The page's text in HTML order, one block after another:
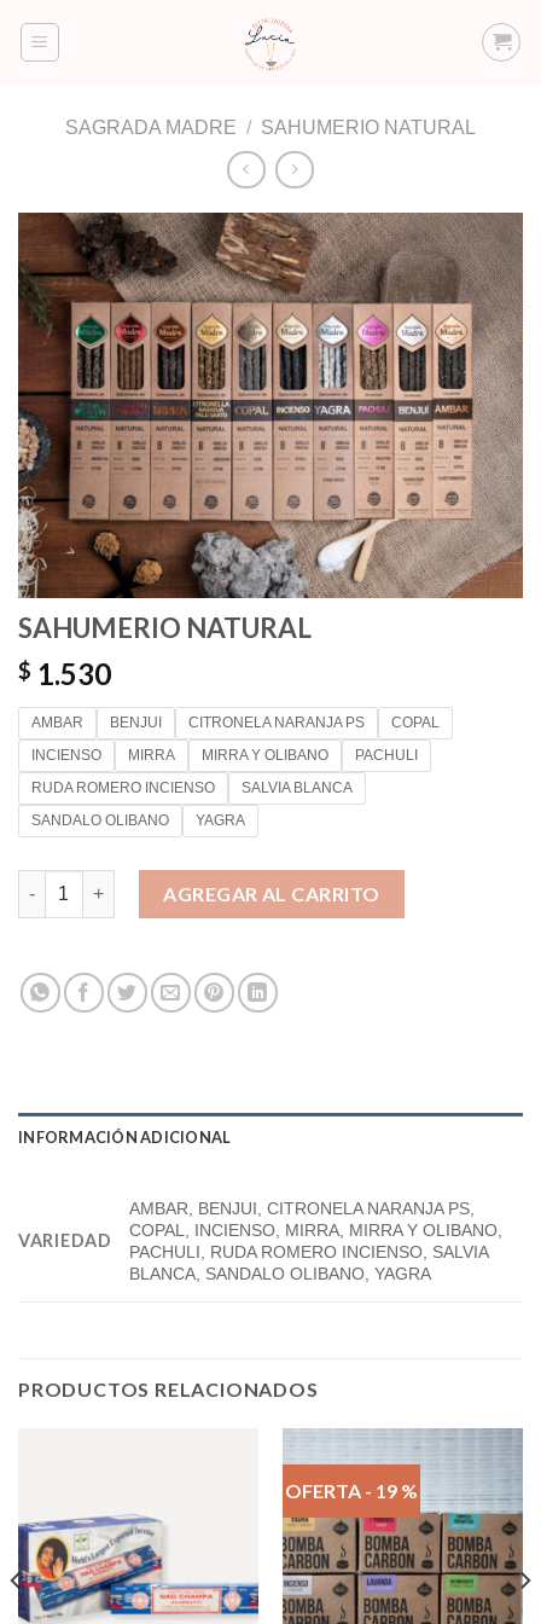
SAGRADA MADRE / SAHUMERIO NATURAL
SAHUMERIO NATURAL
$ 1.530
AMBAR BENJUI CITRONELA NARANJA PS
COPAL
INCIENSO
MIRRA MIRRA Y OLIBANO
PACHULI
RUDA ROMERO INCIENSO
SALVIA BLANCA
SANDALO OLIBANO
YAGRA
SAHUMERIO NATURAL cantidad
AGREGAR AL CARRITO
INFORMACIÓN ADICIONAL
VARIEDAD
AMBAR, BENJUI, CITRONELA NARANJA PS,
COPAL, INCIENSO, MIRRA, MIRRA Y OLIBANO,
PACHULI, RUDA ROMERO INCIENSO, SALVIA
BLANCA, SANDALO OLIBANO, YAGRA
PRODUCTOS RELACIONADOS
OFERTA - 19 %